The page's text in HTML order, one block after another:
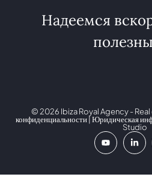
Надеемся
© 2026 Ibiza Royal Agency - Real
конфиденциальности|Юридическая
Studio